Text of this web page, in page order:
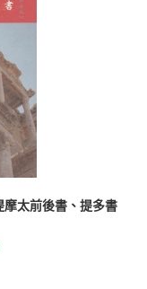
太前後書、提多書